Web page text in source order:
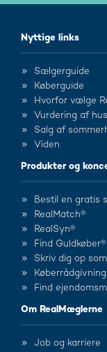
Nyttige links
Sælgerguide
Køberguide
Hvorfor vælge
Vurdering af hus
Salg af
Viden
Produkter og
Bestil en gratis
RealMatch®
RealSyn®
Find Guldkøber®
Skriv dig op
Køberrådgivning
Find
Om RealMæglerne
Job og karriere